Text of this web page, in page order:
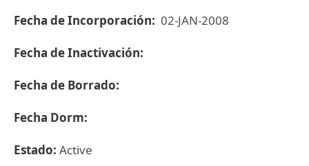
Fecha de Incorporación: 02-JAN-2008
Fecha de Inactivación:
Fecha de Borrado:
Fecha Dorm:
Estado: Active